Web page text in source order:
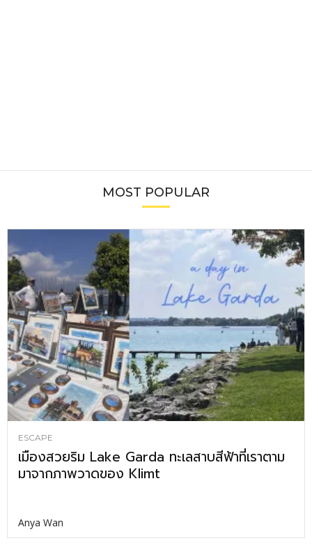
MOST POPULAR
ESCAPE
เมืองสวยริม Lake Garda ทะเลสาบสีฟ้าที่เราตาม
มาจากภาพวาดของ Klimt
Anya Wan